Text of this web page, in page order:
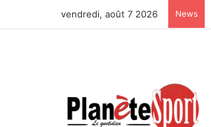
vendredi, août 7 2026 News